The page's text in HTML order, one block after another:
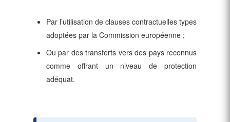
Par l’utilisation de clauses contractuelles types
adoptées par la Commission européenne ;
Ou par des transferts vers des pays reconnus
comme offrant un niveau de protection
adéquat.